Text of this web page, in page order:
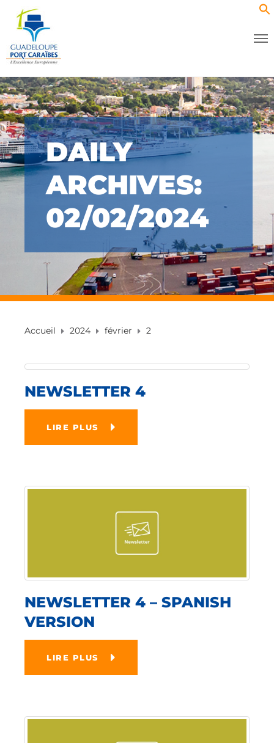
DAILY
ARCHIVES:
02/02/2024
Accueil 2024 février 2
NEWSLETTER 4
LIRE PLUS
NEWSLETTER 4 – SPANISH
VERSION
LIRE PLUS